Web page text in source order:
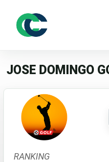
JOSE DOMINGO
RANKING